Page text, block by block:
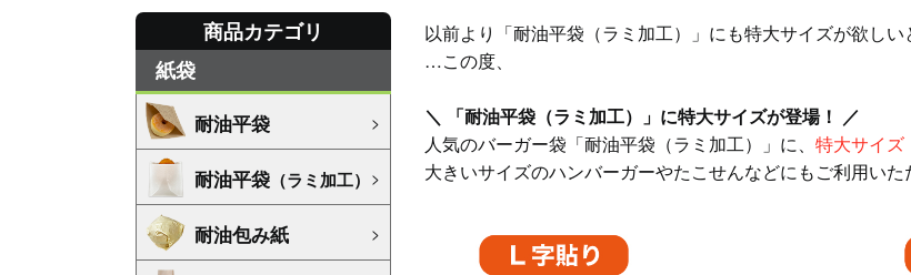
商品カテゴリ
紙袋
耐油平袋
耐油平袋 （ラミ加工）
耐油包み紙
以前より「耐油平袋（ラミ加工）」にも特大サイズが欲しい
…この度、
＼ 「耐油平袋（ラミ加工）」に特大サイズが登場！ ／
人気のバーガー袋「耐油平袋（ラミ加工）」に、 特大サイズ
大きいサイズのハンバーガーやたこせんなどにもご利用いた